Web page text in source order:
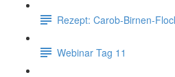
Rezept: Carob-Birnen-
Webinar Tag 11